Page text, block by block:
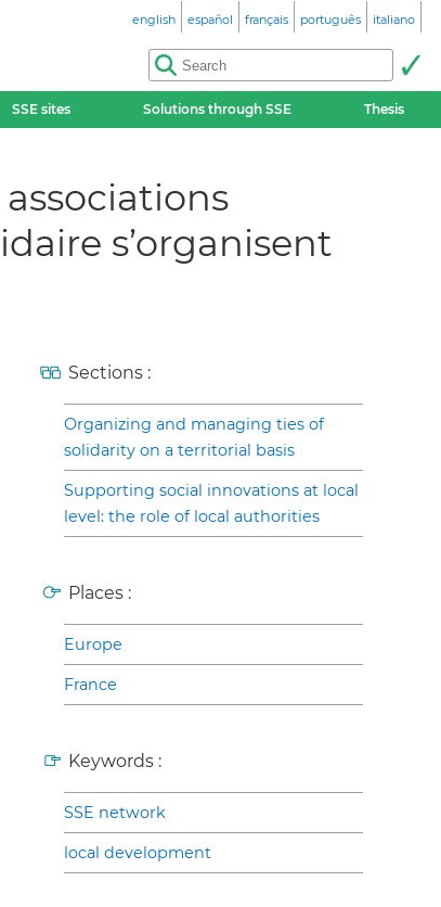
english español français português italiano
SSE sites Solutions through SSE Thesis
s’organisent
Sections :
Organizing and managing ties of
solidarity on a territorial basis
Supporting social innovations at local
level: the role of local authorities
Places :
Europe
France
Keywords :
SSE network
local development